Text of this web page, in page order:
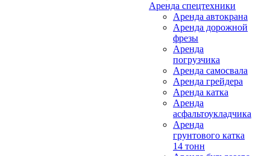
Аренда спецтехники
Аренда автокрана
Аренда дорожной
фрезы
Аренда
погрузчика
Аренда самосвала
Аренда грейдера
Аренда катка
Аренда
асфальтоукладчика
Аренда
грунтового катка
14 тонн